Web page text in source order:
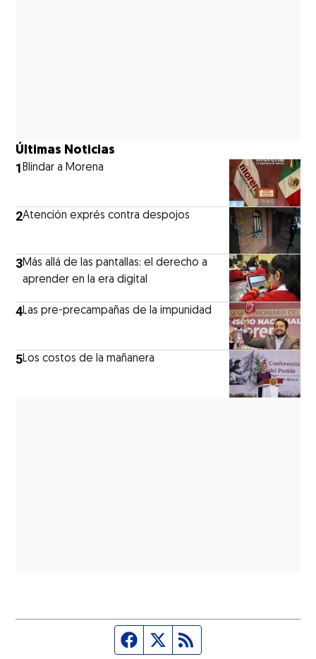
Últimas Noticias
1Blindar a Morena
2Atención exprés contra despojos
3Más allá de las pantallas: el derecho a
aprender en la era digital
4Las pre-precampañas de la impunidad
5Los costos de la mañanera
Página de Facebook
Fuente Twitter